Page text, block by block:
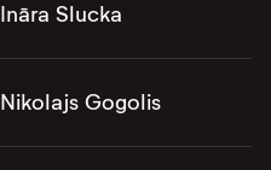
Ināra Slucka
Nikolajs Gogolis